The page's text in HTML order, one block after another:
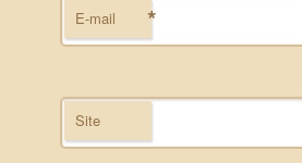
E-mail *
Site